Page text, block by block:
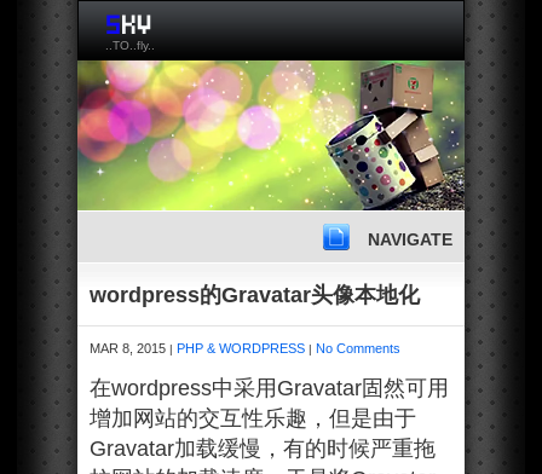
..TO..fly..
NAVIGATE
wordpress的Gravatar头像本地化
MAR 8, 2015 | PHP & WORDPRESS | No Comments
在wordpress中采用Gravatar固然可用
增加网站的交互性乐趣，但是由于
Gravatar加载缓慢，有的时候严重拖